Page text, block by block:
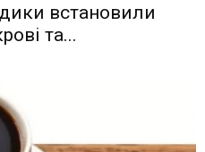
встановили
та...